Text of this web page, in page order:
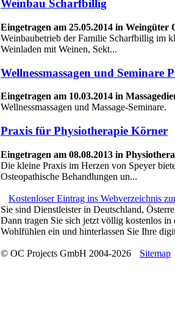
Weinbau Scharfbillig
Eingetragen am 25.05.2014 in Weingüter
Weinbaubetrieb der Familie Scharfbillig im
Weinladen mit Weinen, Sekt...
Wellnessmassagen und Seminare
Eingetragen am 10.03.2014 in
Wellnessmassagen und Massage-Seminare.
Praxis für Physiotherapie Körner
Eingetragen am 08.08.2013 in
Die kleine Praxis im Herzen von Speyer
Osteopathische Behandlungen un...
Kostenloser Eintrag ins Webverzeichnis
Sie sind Dienstleister in Deutschland,
Dann tragen Sie sich jetzt völlig kostenlos in
Wohlfühlen ein und hinterlassen Sie Ihre
© OC Projects GmbH 2004-2026 Sitemap